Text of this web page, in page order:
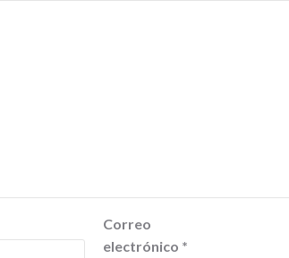
Correo
electrónico *